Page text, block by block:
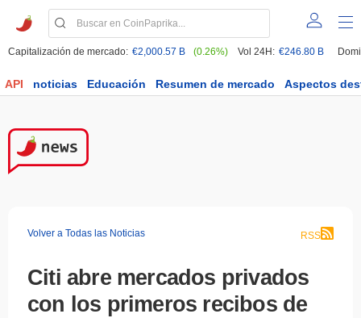
Capitalización de mercado: €2,000.57 B (0.26%) Vol 24H: €246.80 B
API noticias Educación Resumen de mercado Aspectos
Volver a Todas las Noticias RSS
Citi abre mercados privados
con los primeros recibos de